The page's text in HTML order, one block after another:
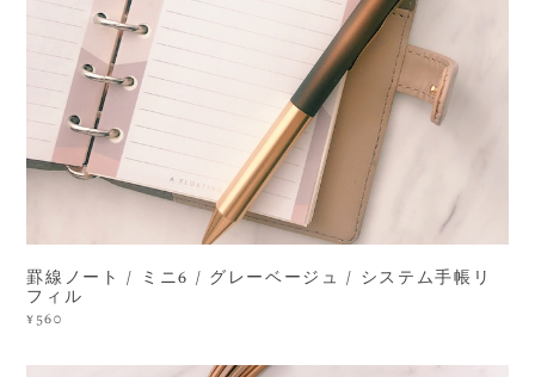
罫線ノート / ミニ6 / グレーベージュ / システム手帳リ
フィル
¥560